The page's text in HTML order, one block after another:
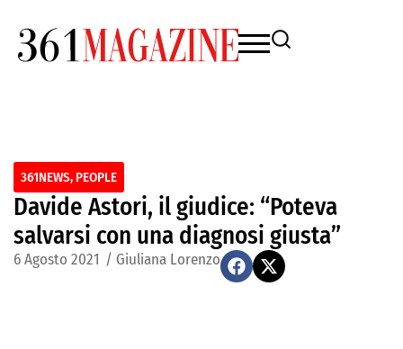
361NEWS, PEOPLE
Davide Astori, il giudice: “Poteva
salvarsi con una diagnosi giusta”
6 Agosto 2021 / Giuliana Lorenzo